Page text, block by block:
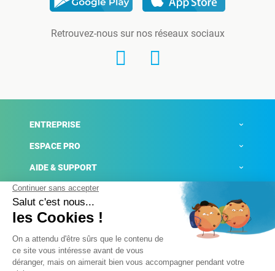
Retrouvez-nous sur nos réseaux sociaux
ENTREPRISE
ESPACE PRO
AIDE & SUPPORT
ACTUALITÉS
Mentions légales